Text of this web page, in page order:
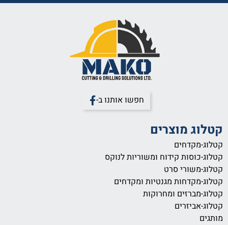
חפשו אותנו ב-
קטלוג מוצרים
קטלוג-מקדחים
קטלוג-כוסות קידוח ומשוריות לנוקס
קטלוג-משורי סרט
קטלוג-מקדחות מגנטיות ומקדחים
קטלוג-מברזים ומחרוקות
קטלוג-אביזרים
מותגים